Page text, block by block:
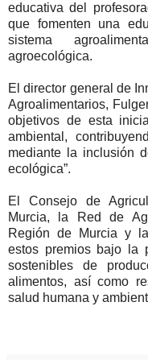
educativa del
que fomenten una
sistema
agroecológica.
El director general de
Agroalimentarios,
objetivos de esta
ambiental,
mediante la inclusión
ecológica”.
El Consejo de
Murcia, la Red de
Región de Murcia y
estos premios bajo la
sostenibles de
alimentos, así como
salud humana y